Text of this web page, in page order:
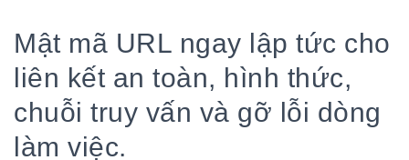
Mật mã URL ngay lập tức cho
liên kết an toàn, hình thức,
chuỗi truy vấn và gỡ lỗi dòng
làm việc.